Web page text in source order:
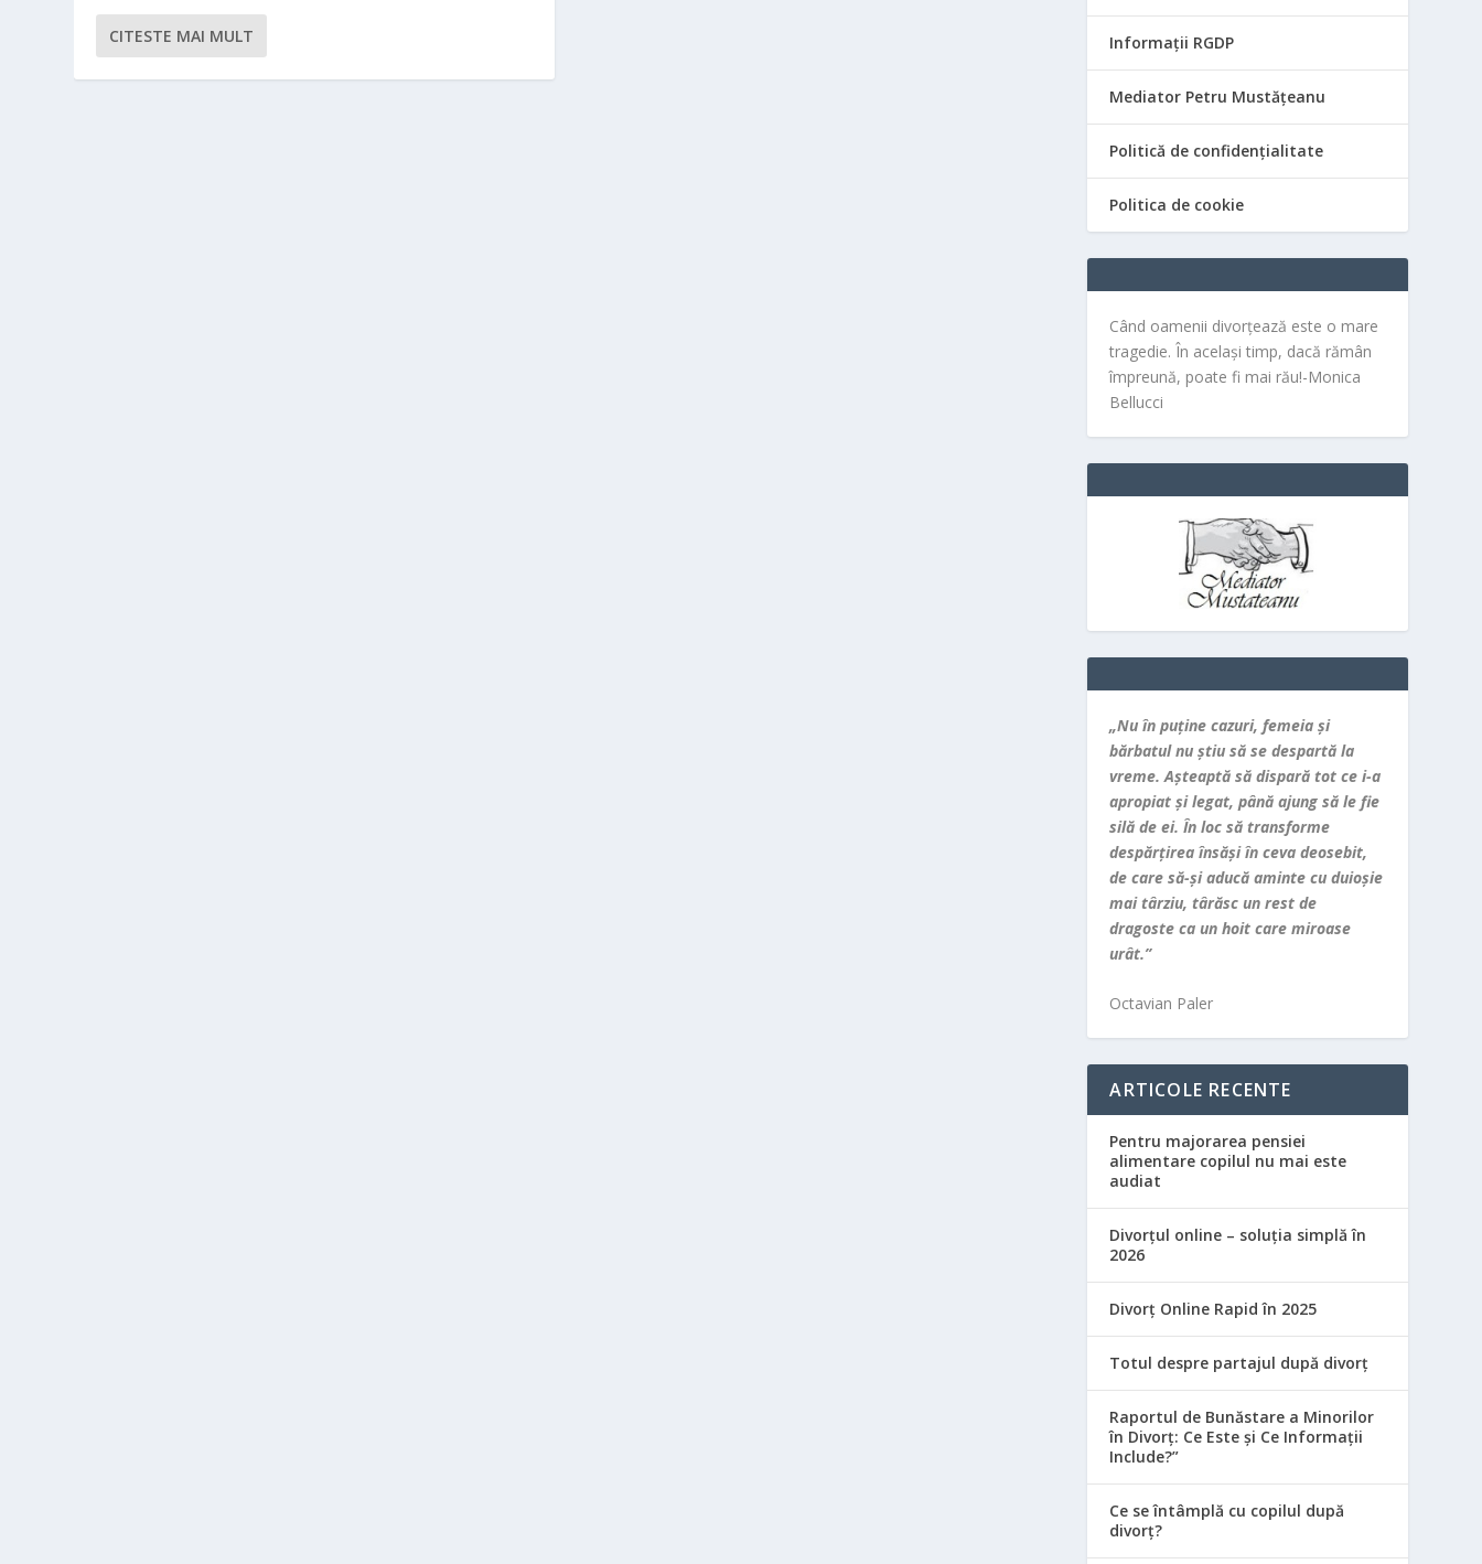
CITESTE MAI MULT Informații RGDP
Mediator Petru Mustățeanu
Politică de confidențialitate
Politica de cookie
Când oamenii divorțează este o mare
tragedie. În același timp, dacă rămân
împreună, poate fi mai rău!-Monica
Bellucci
„Nu în puţine cazuri, femeia şi
bărbatul nu ştiu să se despartă la
vreme. Aşteaptă să dispară tot ce i-a
apropiat şi legat, până ajung să le fie
silă de ei. În loc să transforme
despărţirea însăşi în ceva deosebit,
de care să-şi aducă aminte cu duioşie
mai târziu, târăsc un rest de
dragoste ca un hoit care miroase
urât.”
Octavian Paler
ARTICOLE RECENTE
Pentru majorarea pensiei
alimentare copilul nu mai este
audiat
Divorțul online – soluția simplă în
2026
Divorț Online Rapid în 2025
Totul despre partajul după divorț
Raportul de Bunăstare a Minorilor
în Divorț: Ce Este și Ce Informații
Include?”
Ce se întâmplă cu copilul după
divorț?